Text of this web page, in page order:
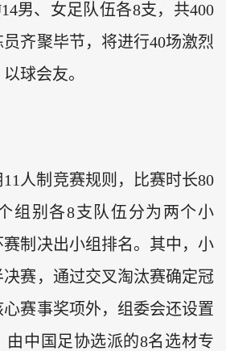
男、女足队伍各8支，共400
齐聚毕节，将进行40场激烈
球会友。
人制竞赛规则，比赛时长80
组别各8支队伍分为两个小
制决出小组排名。其中，小
赛，通过交叉淘汰赛确定冠
赛事奖项外，组委会还设置
由中国足协选派的8名选材专